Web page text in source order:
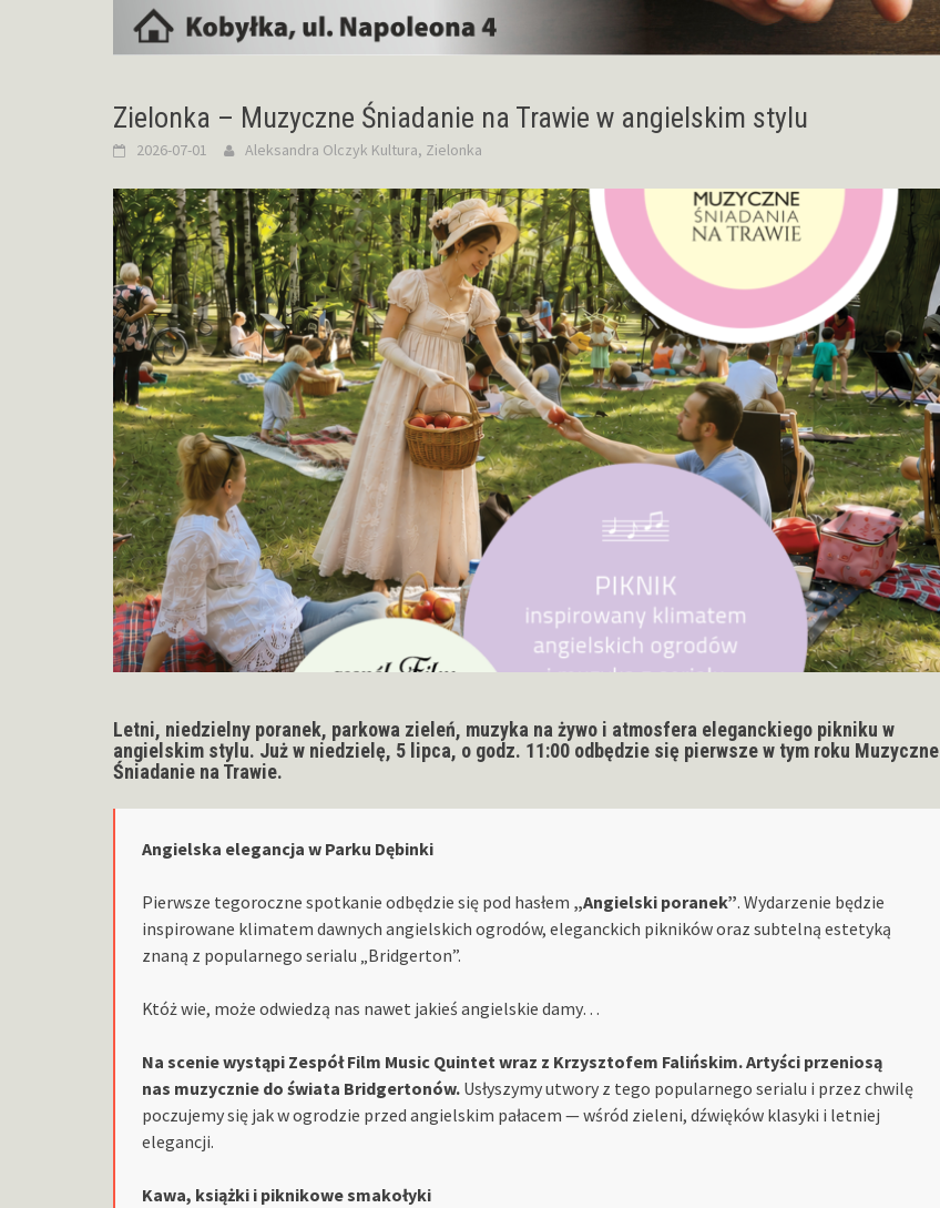
Zielonka – Muzyczne Śniadanie na Trawie w angielskim stylu
2026-07-01 Aleksandra Olczyk Kultura, Zielonka
Letni, niedzielny poranek, parkowa zieleń, muzyka na żywo i atmosfera eleganckiego pikniku w
angielskim stylu. Już w niedzielę, 5 lipca, o godz. 11:00 odbędzie się pierwsze w tym roku Muzyczne
Śniadanie na Trawie.
Angielska elegancja w Parku Dębinki
Pierwsze tegoroczne spotkanie odbędzie się pod hasłem „Angielski poranek”. Wydarzenie będzie
inspirowane klimatem dawnych angielskich ogrodów, eleganckich pikników oraz subtelną estetyką
znaną z popularnego serialu „Bridgerton”.
Któż wie, może odwiedzą nas nawet jakieś angielskie damy…
Na scenie wystąpi Zespół Film Music Quintet wraz z Krzysztofem Falińskim. Artyści przeniosą
nas muzycznie do świata Bridgertonów. Usłyszymy utwory z tego popularnego serialu i przez chwilę
poczujemy się jak w ogrodzie przed angielskim pałacem — wśród zieleni, dźwięków klasyki i letniej
elegancji.
Kawa, książki i piknikowe smakołyki